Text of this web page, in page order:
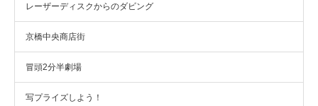
レーザーディスクからのダビング
京橋中央商店街
冒頭2分半劇場
写プライズしよう！